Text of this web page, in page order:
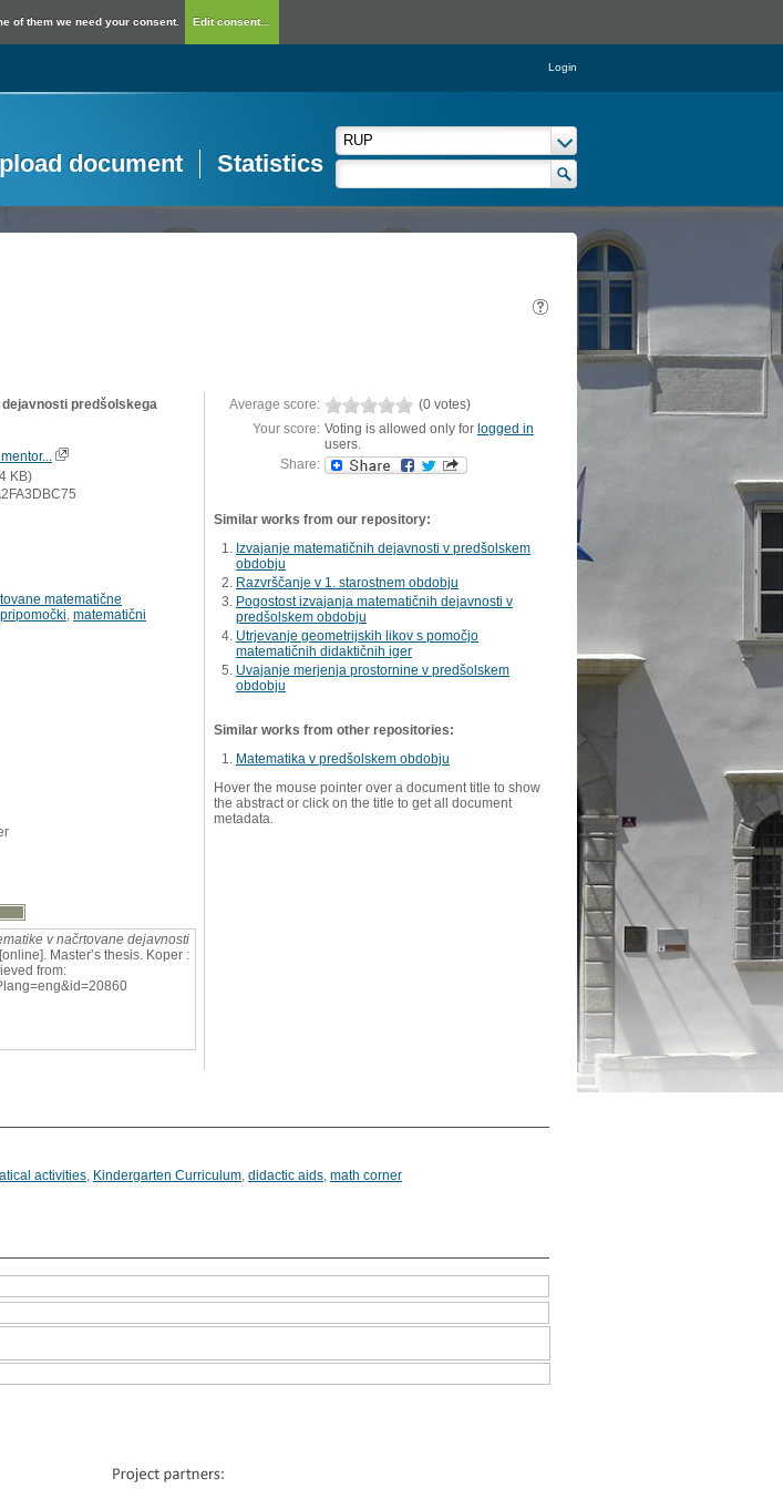
of them we need your consent. Edit consent...
Login
document Statistics
predšolskega
KB)
matematične
matematični
v načrtovane dejavnosti
[online]. Master’s thesis. Koper :
from:
Average score:
(0 votes)
Your score: Voting is allowed only for logged in
users.
Share:
Similar works from our repository:
Izvajanje matematičnih dejavnosti v predšolskem
obdobju
Razvrščanje v 1. starostnem obdobju
Pogostost izvajanja matematičnih dejavnosti v
predšolskem obdobju
Utrjevanje geometrijskih likov s pomočjo
matematičnih didaktičnih iger
Uvajanje merjenja prostornine v predšolskem
obdobju
Similar works from other repositories:
Matematika v predšolskem obdobju
Hover the mouse pointer over a document title to show
the abstract or click on the title to get all document
metadata.
activities, Kindergarten Curriculum, didactic aids, math corner